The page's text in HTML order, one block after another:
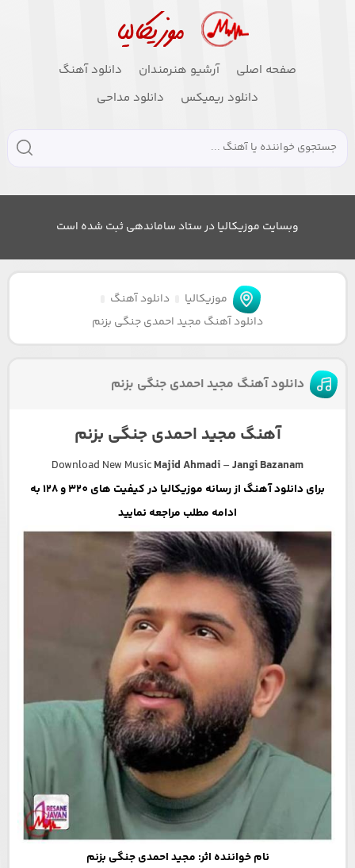
صفحه اصلی آرشیو هنرمندان
دانلود آهنگ
دانلود ریمیکس
دانلود مداحی
وبسایت موزیکالیا در ستاد ساماندهی ثبت شده است
موزیکالیا
دانلود آهنگ
دانلود آهنگ مجید احمدی جنگی بزنم
دانلود آهنگ مجید احمدی جنگی بزنم
آهنگ مجید احمدی جنگی بزنم
Download New MusicMajid Ahmadi–Jangi Bazanam
برای دانلود آهنگ از رسانه موزیکالیا در کیفیت های 320 و 128 به
ادامه مطلب مراجعه نمایید
نام خواننده اثر: مجید احمدی جنگی بزنم